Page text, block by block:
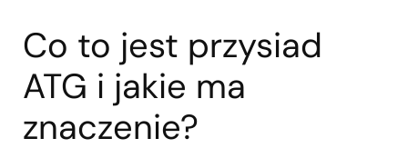
Co to jest przysiad
ATG i jakie ma
znaczenie?